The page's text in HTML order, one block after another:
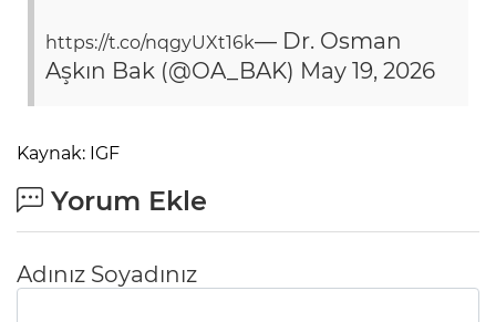
https://t.co/nqgyUXt16k— Dr. Osman
Aşkın Bak (@OA_BAK) May 19, 2026
Kaynak: IGF
Yorum Ekle
Adınız Soyadınız